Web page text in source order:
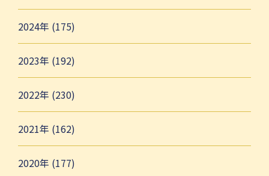
2024年 (175)
2023年 (192)
2022年 (230)
2021年 (162)
2020年 (177)